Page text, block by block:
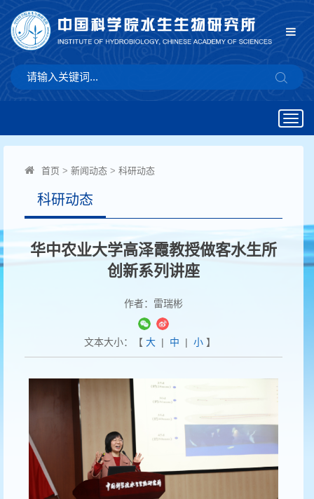
首页 > 新闻动态 > 科研动态
科研动态
华中农业大学高泽霞教授做客水生所
创新系列讲座
作者：雷瑞彬
文本大小：【 大| 中 | 小】